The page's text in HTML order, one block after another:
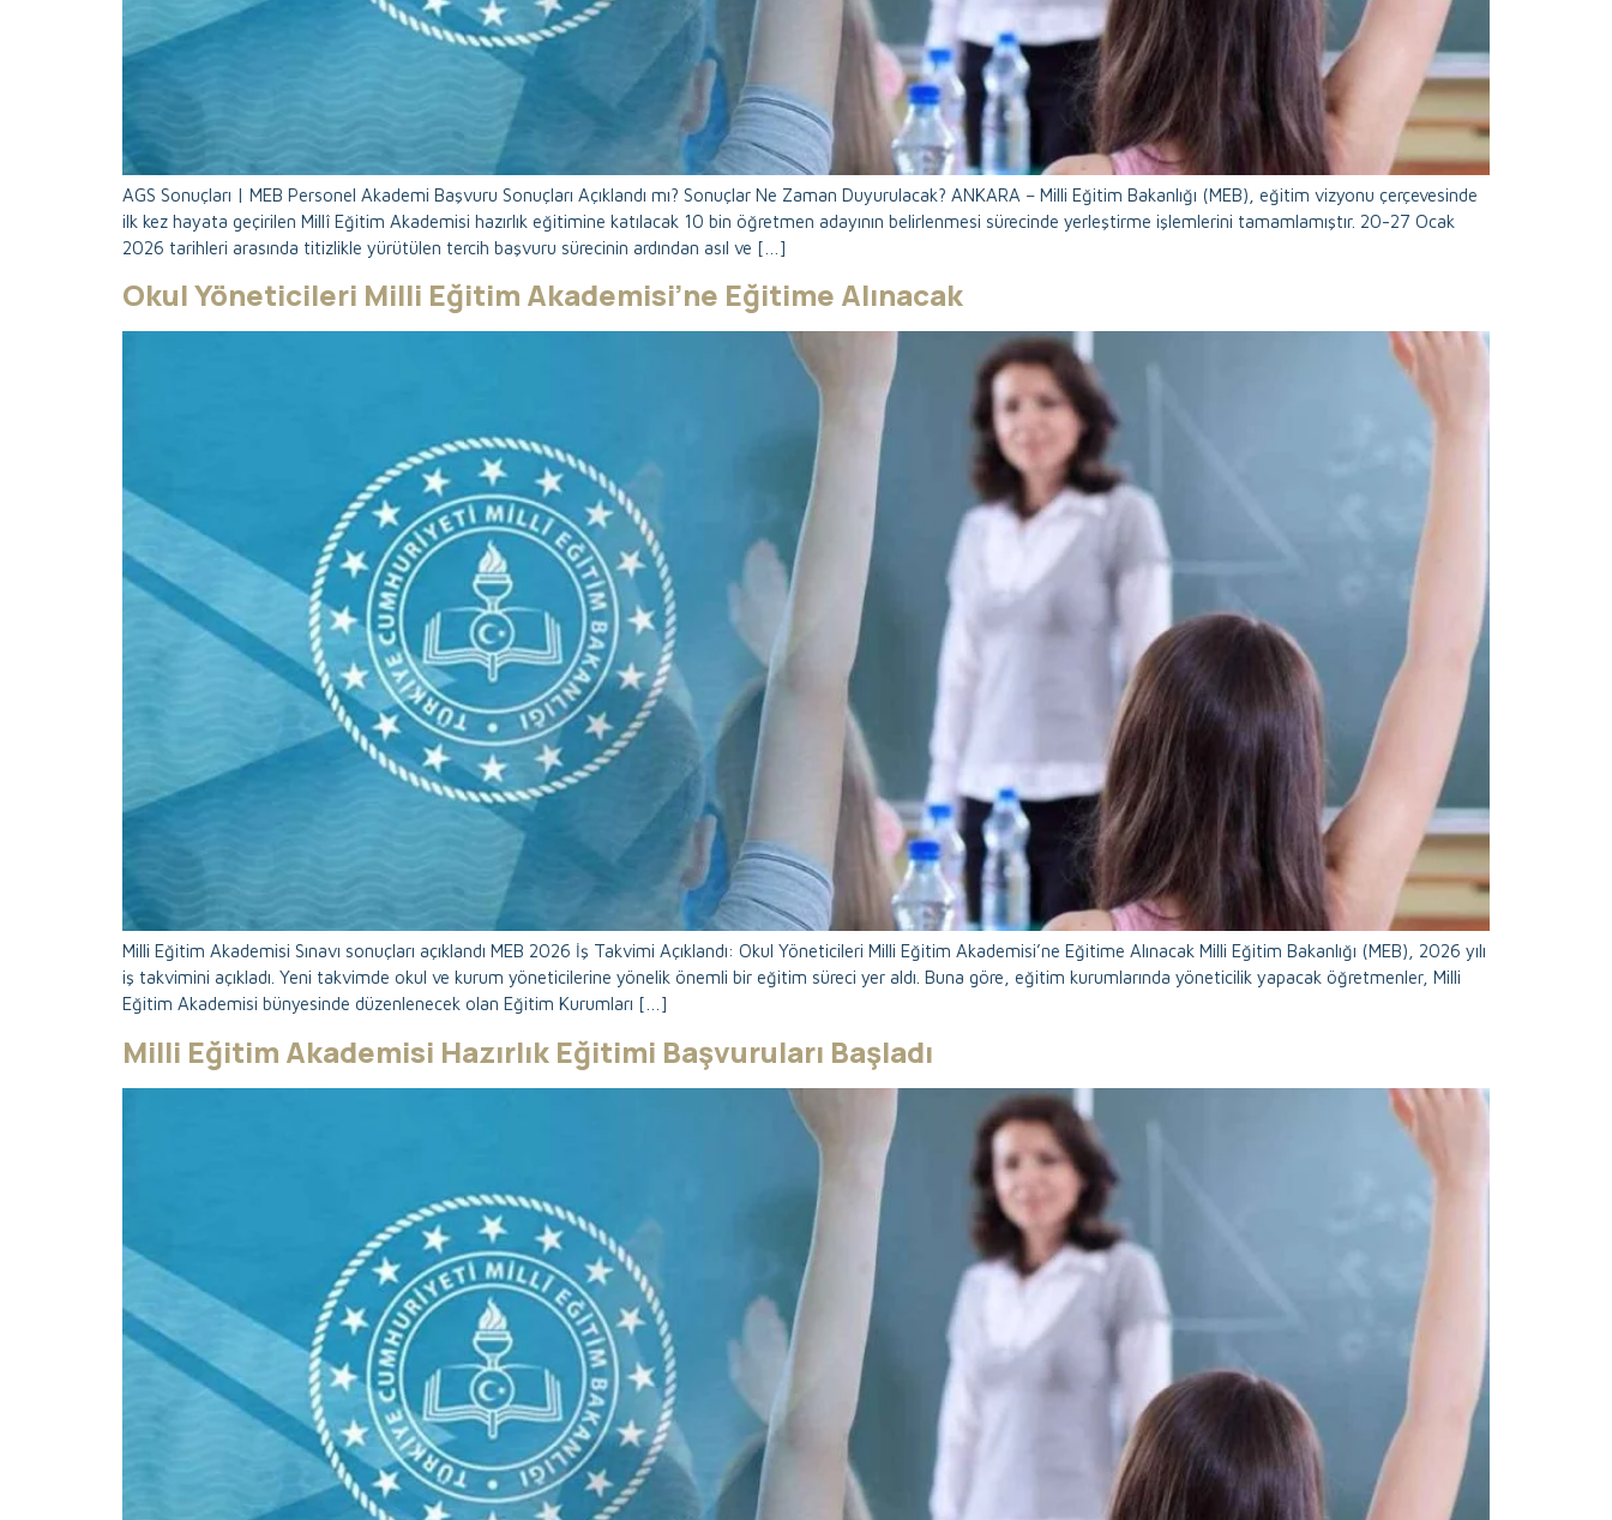
AGS Sonuçları | MEB Personel Akademi Başvuru Sonuçları Açıklandı mı? Sonuçlar Ne Zaman Duyurulacak? ANKARA – Milli Eğitim Bakanlığı (MEB), eğitim vizyonu çerçevesinde
ilk kez hayata geçirilen Millî Eğitim Akademisi hazırlık eğitimine katılacak 10 bin öğretmen adayının belirlenmesi sürecinde yerleştirme işlemlerini tamamlamıştır. 20-27 Ocak
2026 tarihleri arasında titizlikle yürütülen tercih başvuru sürecinin ardından asıl ve […]
Okul Yöneticileri Milli Eğitim Akademisi’ne Eğitime Alınacak
Milli Eğitim Akademisi Sınavı sonuçları açıklandı MEB 2026 İş Takvimi Açıklandı: Okul Yöneticileri Milli Eğitim Akademisi’ne Eğitime Alınacak Milli Eğitim Bakanlığı (MEB), 2026 yılı
iş takvimini açıkladı. Yeni takvimde okul ve kurum yöneticilerine yönelik önemli bir eğitim süreci yer aldı. Buna göre, eğitim kurumlarında yöneticilik yapacak öğretmenler, Milli
Eğitim Akademisi bünyesinde düzenlenecek olan Eğitim Kurumları […]
Milli Eğitim Akademisi Hazırlık Eğitimi Başvuruları Başladı